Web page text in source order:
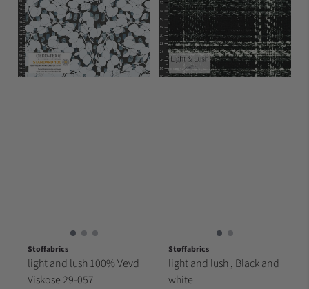
Stoffabrics
light and lush 100% Vevd
Viskose 29-057
Stoffabrics
light and lush , Black and
white